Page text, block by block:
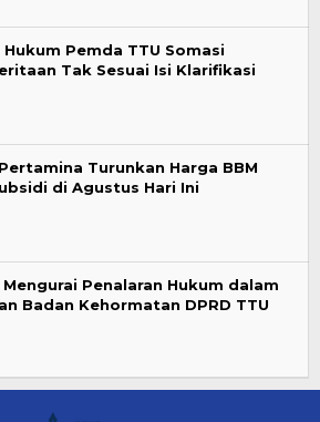
Hukum Pemda TTU Somasi
Tak Sesuai Isi Klarifikasi
Turunkan Harga BBM
di Agustus Hari Ini
Mengurai Penalaran Hukum dalam
Badan Kehormatan DPRD TTU